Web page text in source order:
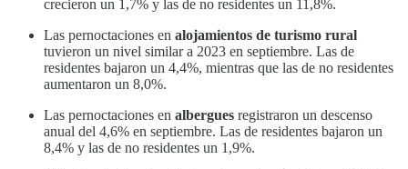
crecieron un 1,7% y las de no residentes un 11,8%.
Las pernoctaciones en alojamientos de turismo rural
tuvieron un nivel similar a 2023 en septiembre. Las de
residentes bajaron un 4,4%, mientras que las de no residentes
aumentaron un 8,0%.
Las pernoctaciones en albergues registraron un descenso
anual del 4,6% en septiembre. Las de residentes bajaron un
8,4% y las de no residentes un 1,9%.